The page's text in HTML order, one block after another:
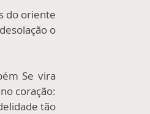
do oriente
o
Se vira
coração:
tão